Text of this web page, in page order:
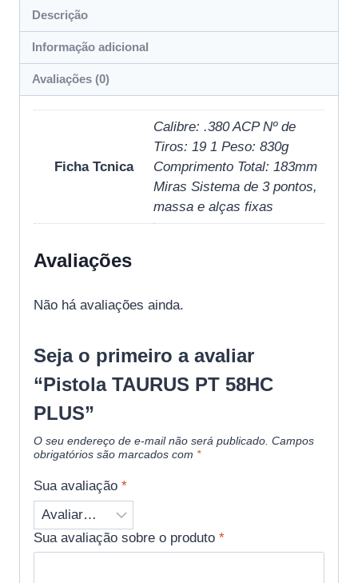
Descrição
Informação adicional
Avaliações (0)
Ficha Tcnica
Calibre: .380 ACP Nº de
Tiros: 19 1 Peso: 830g
Comprimento Total: 183mm
Miras Sistema de 3 pontos,
massa e alças fixas
Avaliações
Não há avaliações ainda.
Seja o primeiro a avaliar
“Pistola TAURUS PT 58HC
PLUS”
O seu endereço de e-mail não será publicado. Campos
obrigatórios são marcados com *
Sua avaliação *
Sua avaliação sobre o produto *